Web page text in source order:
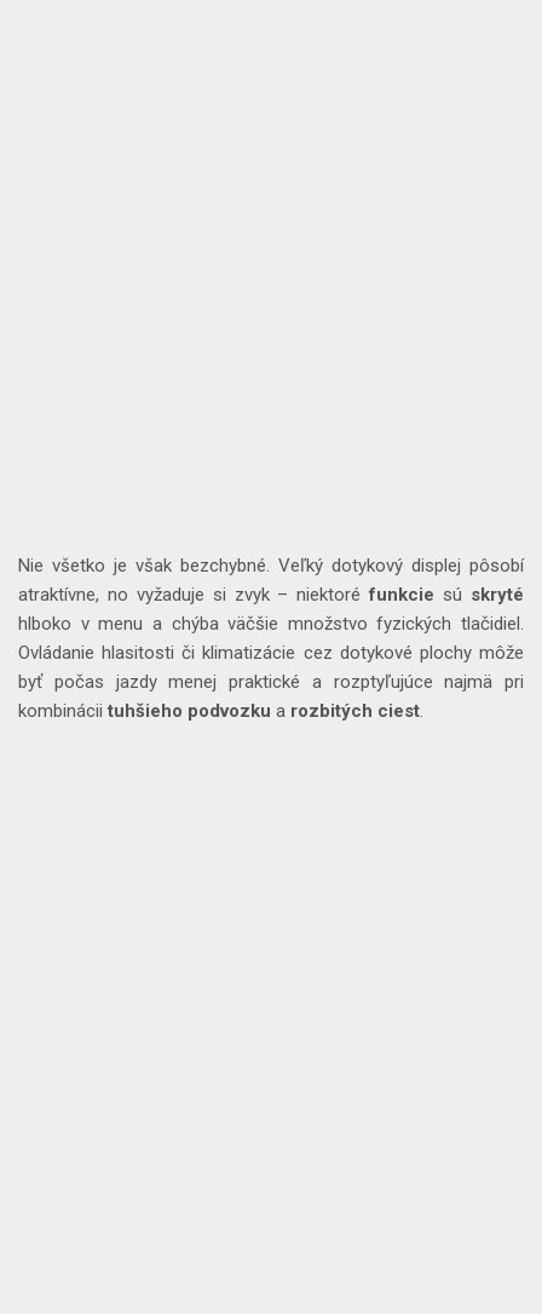
Nie všetko je však bezchybné. Veľký dotykový displej pôsobí
atraktívne, no vyžaduje si zvyk – niektoréfunkcie sú skryté
hlboko v menu a chýba väčšie množstvo fyzických tlačidiel.
Ovládanie hlasitosti či klimatizácie cez dotykové plochy môže
byť počas jazdy menej praktické a rozptyľujúce najmä pri
kombinácii tuhšieho podvozku a rozbitých ciest.